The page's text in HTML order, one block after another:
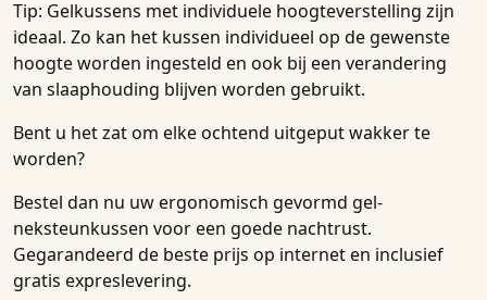
Tip: Gelkussens met individuele hoogteverstelling zijn
ideaal. Zo kan het kussen individueel op de gewenste
hoogte worden ingesteld en ook bij een verandering
van slaaphouding blijven worden gebruikt.
Bent u het zat om elke ochtend uitgeput wakker te
worden?
Bestel dan nu uw ergonomisch gevormd gel-
neksteunkussen voor een goede nachtrust.
Gegarandeerd de beste prijs op internet en inclusief
gratis expreslevering.